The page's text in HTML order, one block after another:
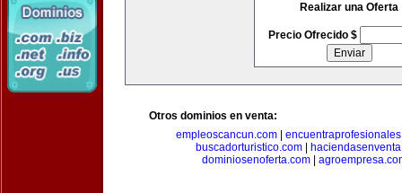
Realizar una Oferta
Precio Ofrecido $
Otros dominios en venta:
empleoscancun.com
buscadorturistico.com|
dominiosenoferta.com